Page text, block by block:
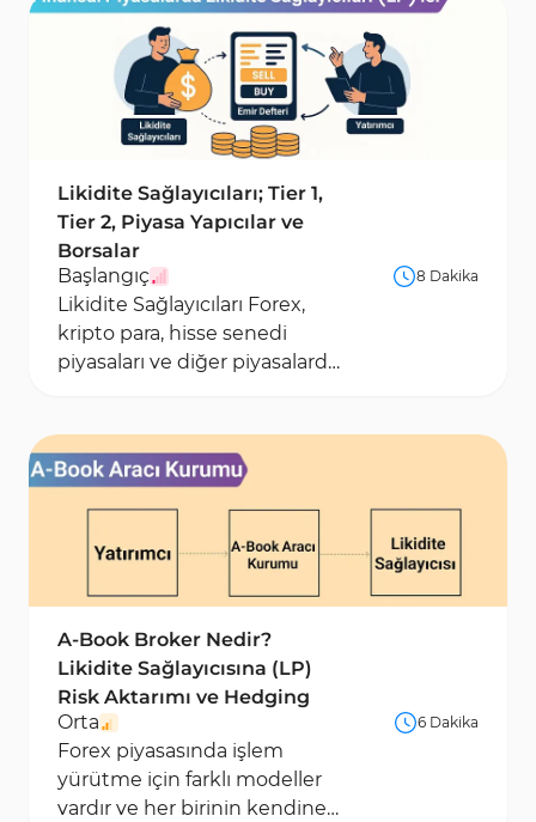
karşılaştıracakları ve spread manipülasyonu,
gecikmeli yürütme ve fiyat kayması (slippage)
gibi risklerden nasıl kaçınacakları konusunda
detaylı rehberlere ulaşabilirler.
Likidite Sağlayıcıları; Tier 1,
Tier 2, Piyasa Yapıcılar ve
Borsalar
Başlangıç
8 Dakika
Likidite Sağlayıcıları Forex,
kripto para, hisse senedi
piyasaları ve diğer piyasalarda
A-Book Broker Nedir?
Likidite Sağlayıcısına (LP)
Risk Aktarımı ve Hedging
Orta
6 Dakika
Forex piyasasında işlem
yürütme için farklı modeller
vardır ve her birinin kendine